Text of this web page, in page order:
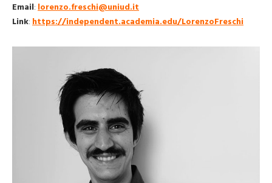
Email: lorenzo.freschi@uniud.it
Link: https://independent.academia.edu/LorenzoFreschi